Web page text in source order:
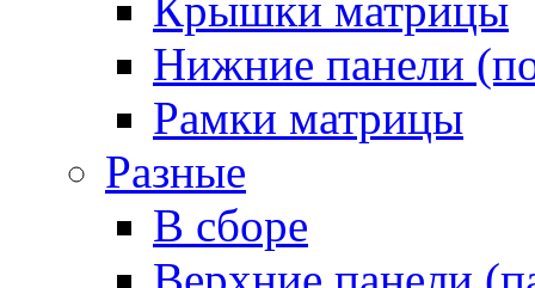
Нижние панели
Рамки матрицы
Разные
В сборе